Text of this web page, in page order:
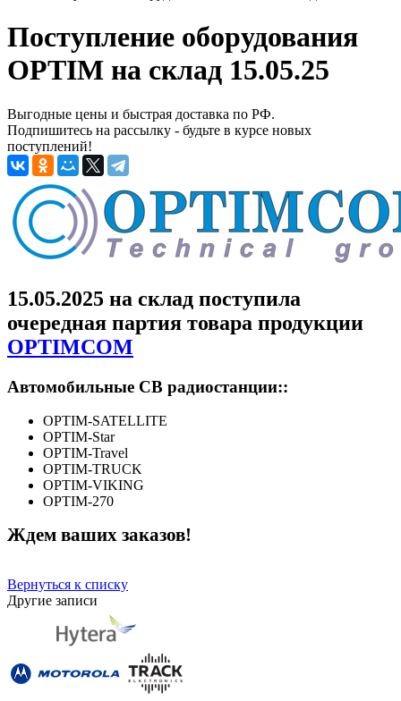
Поступление оборудования
OPTIM на склад 15.05.25
Выгодные цены и быстрая доставка по РФ.
Подпишитесь на рассылку - будьте в курсе новых
поступлений!
15.05.2025 на склад поступила
очередная партия товара продукции
OPTIMCOM
Автомобильные CB радиостанции::
OPTIM-SATELLITE
OPTIM-Star
OPTIM-Travel
OPTIM-TRUCK
OPTIM-VIKING
OPTIM-270
Ждем ваших заказов!
Вернуться к списку
Другие записи